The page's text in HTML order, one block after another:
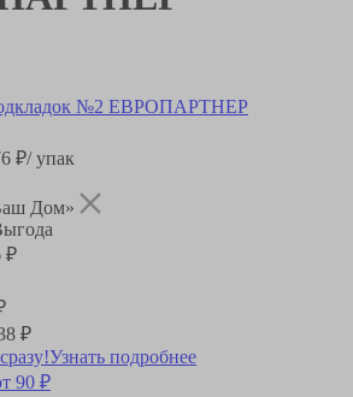
₽/ упак
Дом»
₽
₽
Узнать подробнее
90 ₽